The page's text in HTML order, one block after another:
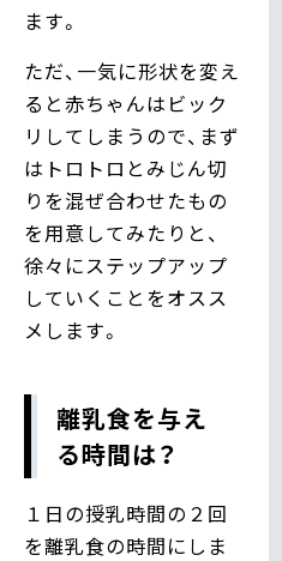
ます。
ただ、一気に形状を変え
ると赤ちゃんはビック
リしてしまうので、まず
はトロトロとみじん切
りを混ぜ合わせたもの
を用意してみたりと、
徐々にステップアップ
していくことをオスス
メします。
離乳食を与え
る時間は？
１日の授乳時間の２回
を離乳食の時間にしま